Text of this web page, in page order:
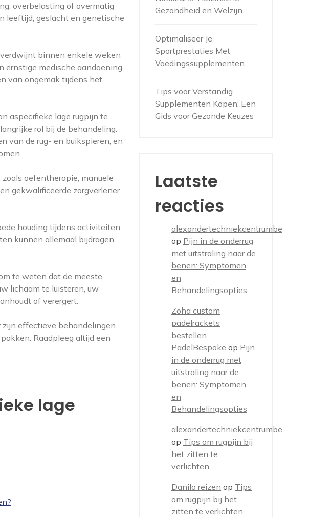
overbelasting of overmatig
leeftijd, geslacht en genetische
binnen enkele weken
ernstige medische aandoening.
van ongemak tijdens het
aspecifieke lage rugpijn te
rol bij de behandeling.
van de rug- en buikspieren, en
oefentherapie, manuele
gekwalificeerde zorgverlener
houding tijdens activiteiten,
kunnen allemaal bijdragen
te weten dat de meeste
lichaam te luisteren, uw
of verergert.
zijn effectieve behandelingen
Raadpleeg altijd een
lage
Gezondheid en Welzijn
Optimaliseer Je
Sportprestaties Met
Voedingssupplementen
Tips voor Verstandig
Supplementen Kopen: Een
Gids voor Gezonde Keuzes
Laatste
reacties
alexandertechniekcentrumbe
op Pijn in de onderrug
met uitstraling naar de
benen: Symptomen
en
Behandelingsopties
Zoha custom
padelrackets
bestellen
PadelBespoke op Pijn
in de onderrug met
uitstraling naar de
benen: Symptomen
en
Behandelingsopties
alexandertechniekcentrumbe
op Tips om rugpijn bij
het zitten te
verlichten
Danilo reizen op Tips
om rugpijn bij het
zitten te verlichten